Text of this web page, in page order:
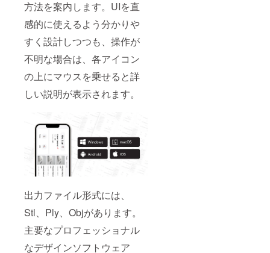
方法を案内します。UIを直
感的に使えるよう分かりや
すく設計しつつも、操作が
不明な場合は、各アイコン
の上にマウスを乗せると詳
しい説明が表示されます。
出力ファイル形式には、
Stl、Ply、Objがあります。
主要なプロフェッショナル
なデザインソフトウェア